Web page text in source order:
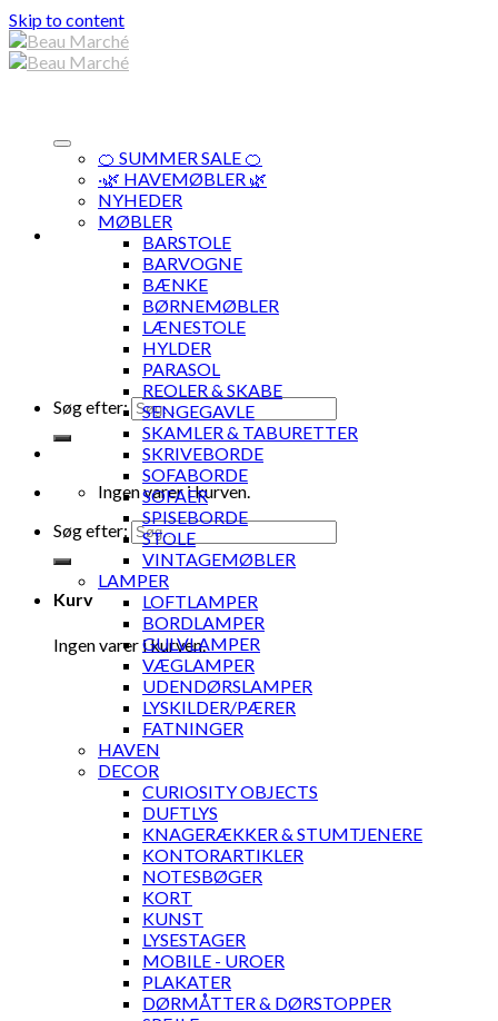
Skip to content
Søg efter:
Ingen varer i kurven.
Søg efter:
Kurv
Ingen varer i kurven.
🍊 SUMMER SALE 🍊
·🌿 HAVEMØBLER 🌿
NYHEDER
MØBLER
BARSTOLE
BARVOGNE
BÆNKE
BØRNEMØBLER
LÆNESTOLE
HYLDER
PARASOL
REOLER & SKABE
SENGEGAVLE
SKAMLER & TABURETTER
SKRIVEBORDE
SOFABORDE
SOFAER
SPISEBORDE
STOLE
VINTAGEMØBLER
LAMPER
LOFTLAMPER
BORDLAMPER
GULVLAMPER
VÆGLAMPER
UDENDØRSLAMPER
LYSKILDER/PÆRER
FATNINGER
HAVEN
DECOR
CURIOSITY OBJECTS
DUFTLYS
KNAGERÆKKER & STUMTJENERE
KONTORARTIKLER
NOTESBØGER
KORT
KUNST
LYSESTAGER
MOBILE - UROER
PLAKATER
DØRMÅTTER & DØRSTOPPER